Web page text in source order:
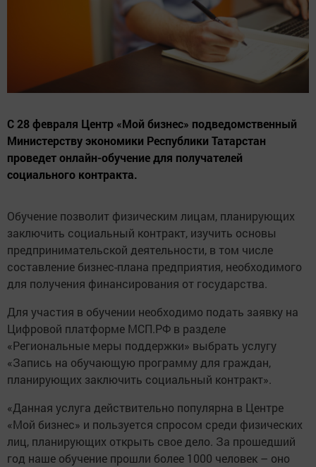
С 28 февраля Центр «Мой бизнес» подведомственный
Министерству экономики Республики Татарстан
проведет онлайн-обучение для получателей
социального контракта.
Обучение позволит физическим лицам, планирующих
заключить социальный контракт, изучить основы
предпринимательской деятельности, в том числе
составление бизнес-плана предприятия, необходимого
для получения финансирования от государства.
Для участия в обучении необходимо подать заявку на
Цифровой платформе МСП.РФ в разделе
«Региональные меры поддержки» выбрать услугу
«Запись на обучающую программу для граждан,
планирующих заключить социальный контракт».
«Данная услуга действительно популярна в Центре
«Мой бизнес» и пользуется спросом среди физических
лиц, планирующих открыть свое дело. За прошедший
год наше обучение прошли более 1000 человек – оно